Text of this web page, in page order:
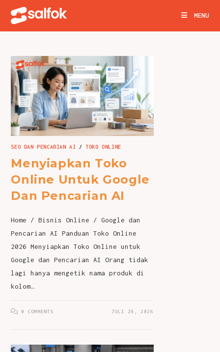
content
MENU
SEO DAN PENCARIAN AI / TOKO ONLINE
Menyiapkan Toko
Online Untuk Google
Dan Pencarian AI
Home / Bisnis Online / Google dan
Pencarian AI Panduan Toko Online
2026 Menyiapkan Toko Online untuk
Google dan Pencarian AI Orang tidak
lagi hanya mengetik nama produk di
kolom…
0 COMMENTS JULI 29, 2026